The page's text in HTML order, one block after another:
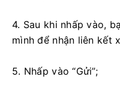
4. Sau khi nhấp vào,
mình để nhận liên kết
5. Nhấp vào “Gửi”;